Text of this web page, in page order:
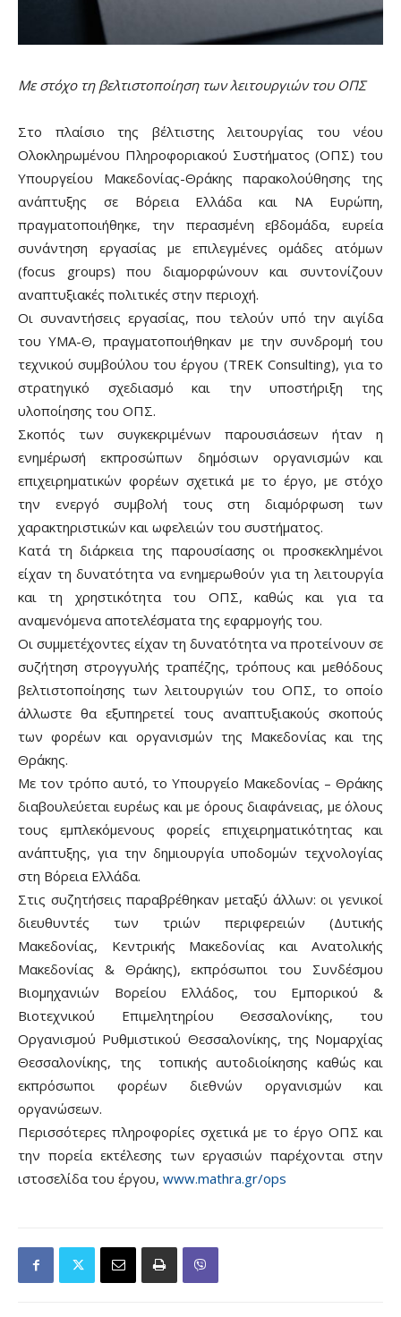
Με στόχο τη βελτιστοποίηση των λειτουργιών του ΟΠΣ
Στο πλαίσιο της βέλτιστης λειτουργίας του νέου
Ολοκληρωμένου Πληροφοριακού Συστήματος (ΟΠΣ) του
Υπουργείου Μακεδονίας-Θράκης παρακολούθησης της
ανάπτυξης σε Βόρεια Ελλάδα και ΝΑ Ευρώπη,
πραγματοποιήθηκε, την περασμένη εβδομάδα, ευρεία
συνάντηση εργασίας με επιλεγμένες ομάδες ατόμων
(focus groups) που διαμορφώνουν και συντονίζουν
αναπτυξιακές πολιτικές στην περιοχή.
Οι συναντήσεις εργασίας, που τελούν υπό την αιγίδα
του ΥΜΑ-Θ, πραγματοποιήθηκαν με την συνδρομή του
τεχνικού συμβούλου του έργου (TREK Consulting), για το
στρατηγικό σχεδιασμό και την υποστήριξη της
υλοποίησης του ΟΠΣ.
Σκοπός των συγκεκριμένων παρουσιάσεων ήταν η
ενημέρωσή εκπροσώπων δημόσιων οργανισμών και
επιχειρηματικών φορέων σχετικά με το έργο, με στόχο
την ενεργό συμβολή τους στη διαμόρφωση των
χαρακτηριστικών και ωφελειών του συστήματος.
Κατά τη διάρκεια της παρουσίασης οι προσκεκλημένοι
είχαν τη δυνατότητα να ενημερωθούν για τη λειτουργία
και τη χρηστικότητα του ΟΠΣ, καθώς και για τα
αναμενόμενα αποτελέσματα της εφαρμογής του.
Οι συμμετέχοντες είχαν τη δυνατότητα να προτείνουν σε
συζήτηση στρογγυλής τραπέζης, τρόπους και μεθόδους
βελτιστοποίησης των λειτουργιών του ΟΠΣ, το οποίο
άλλωστε θα εξυπηρετεί τους αναπτυξιακούς σκοπούς
των φορέων και οργανισμών της Μακεδονίας και της
Θράκης.
Με τον τρόπο αυτό, το Υπουργείο Μακεδονίας – Θράκης
διαβουλεύεται ευρέως και με όρους διαφάνειας, με όλους
τους εμπλεκόμενους φορείς επιχειρηματικότητας και
ανάπτυξης, για την δημιουργία υποδομών τεχνολογίας
στη Βόρεια Ελλάδα.
Στις συζητήσεις παραβρέθηκαν μεταξύ άλλων: οι γενικοί
διευθυντές των τριών περιφερειών (Δυτικής
Μακεδονίας, Κεντρικής Μακεδονίας και Ανατολικής
Μακεδονίας & Θράκης), εκπρόσωποι του Συνδέσμου
Βιομηχανιών Βορείου Ελλάδος, του Εμπορικού &
Βιοτεχνικού Επιμελητηρίου Θεσσαλονίκης, του
Οργανισμού Ρυθμιστικού Θεσσαλονίκης, της Νομαρχίας
Θεσσαλονίκης, της τοπικής αυτοδιοίκησης καθώς και
εκπρόσωποι φορέων διεθνών οργανισμών και
οργανώσεων.
Περισσότερες πληροφορίες σχετικά με το έργο ΟΠΣ και
την πορεία εκτέλεσης των εργασιών παρέχονται στην
ιστοσελίδα του έργου, www.mathra.gr/ops